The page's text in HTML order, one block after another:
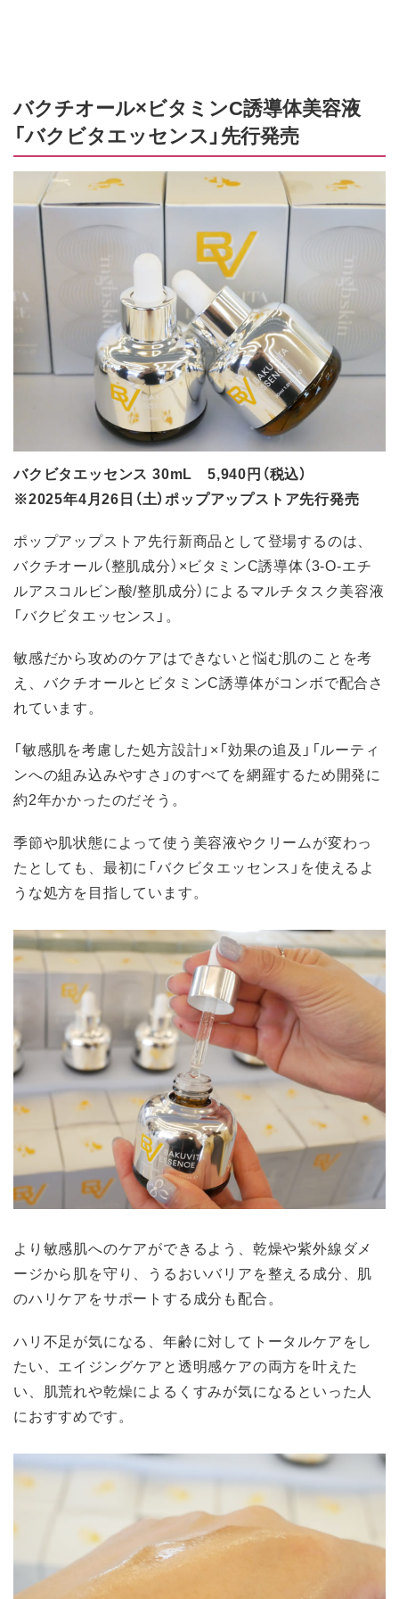
バクチオール×ビタミンC誘導体美容液
「バクビタエッセンス」先行発売
バクビタエッセンス 30mL 5,940円（税込）
※2025年4月26日（土）ポップアップストア先行発売
ポップアップストア先行新商品として登場するのは、
バクチオール（整肌成分）×ビタミンC誘導体（3-O-エチ
ルアスコルビン酸/整肌成分）によるマルチタスク美容液
「バクビタエッセンス」。
敏感だから攻めのケアはできないと悩む肌のことを考
え、バクチオールとビタミンC誘導体がコンボで配合さ
れています。
「敏感肌を考慮した処方設計」×「効果の追及」「ルーティ
ンへの組み込みやすさ」のすべてを網羅するため開発に
約2年かかったのだそう。
季節や肌状態によって使う美容液やクリームが変わっ
たとしても、最初に「バクビタエッセンス」を使えるよ
うな処方を目指しています。
より敏感肌へのケアができるよう、乾燥や紫外線ダメ
ージから肌を守り、うるおいバリアを整える成分、肌
のハリケアをサポートする成分も配合。
ハリ不足が気になる、年齢に対してトータルケアをし
たい、エイジングケアと透明感ケアの両方を叶えた
い、肌荒れや乾燥によるくすみが気になるといった人
におすすめです。